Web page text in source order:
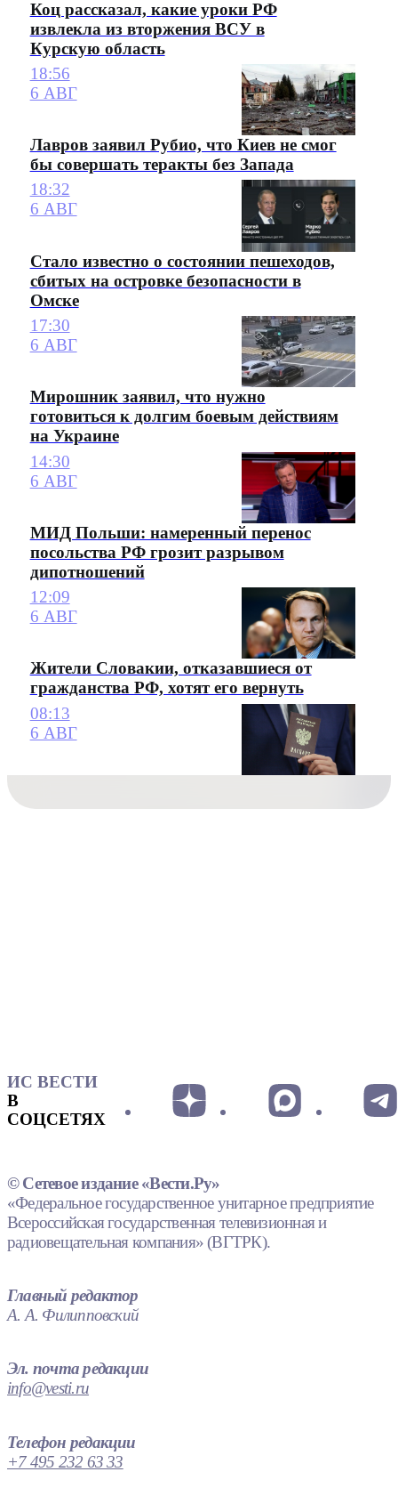
Коц рассказал, какие уроки РФ
извлекла из вторжения ВСУ в
Курскую область
18:56
6 АВГ
Лавров заявил Рубио, что Киев не смог
бы совершать теракты без Запада
18:32
6 АВГ
Стало известно о состоянии пешеходов,
сбитых на островке безопасности в
Омске
17:30
6 АВГ
Мирошник заявил, что нужно
готовиться к долгим боевым действиям
на Украине
14:30
6 АВГ
МИД Польши: намеренный перенос
посольства РФ грозит разрывом
дипотношений
12:09
6 АВГ
Жители Словакии, отказавшиеся от
гражданства РФ, хотят его вернуть
08:13
6 АВГ
ИС ВЕСТИ
В
СОЦСЕТЯХ
© Сетевое издание «Вести.Ру»
«Федеральное государственное унитарное предприятие
Всероссийская государственная телевизионная и
радиовещательная компания» (ВГТРК).
Главный редактор
А. А. Филипповский
Эл. почта редакции
info@vesti.ru
Телефон редакции
+7 495 232 63 33